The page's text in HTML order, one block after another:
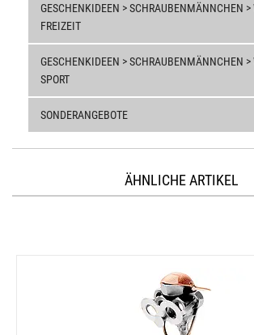
GESCHENKIDEEN > SCHRAUBENMÄNNCHEN >
FREIZEIT
GESCHENKIDEEN > SCHRAUBENMÄNNCHEN >
SPORT
SONDERANGEBOTE
ÄHNLICHE ARTIKEL